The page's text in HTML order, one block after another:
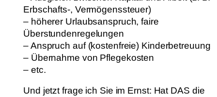
Erbschafts-, Vermögenssteuer)
– höherer Urlaubsanspruch, faire
Überstundenregelungen
– Anspruch auf (kostenfreie) Kinderbetreuung
– Übernahme von Pflegekosten
– etc.
Und jetzt frage ich Sie im Ernst: Hat DAS die